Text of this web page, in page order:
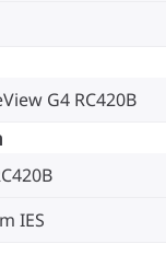
G4 RC420B
IES